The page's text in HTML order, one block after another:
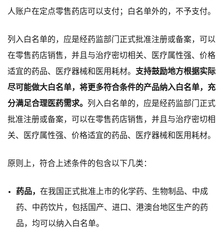
人账户在定点零售药店可以支付；白名单外的，不予支付。
列入白名单的，应是经药监部门 正式批准注册或备案， 可以
在零售药店销售， 并且与治疗密切相关、医疗属性强、价格
适宜的药品、医疗器械和医用耗材。 支持鼓励地方根据实际
尽可能做大白名单，将更多符合条件的产品纳入白名单，充
分满足合理医药需求。 列入白名单的， 应是经药监部门 正式
批准注册或备案， 可以在零售药店销售， 并且与治疗密切相
关、医疗属性强、价格适宜的药品、医疗器械和医用耗材。
原则上， 符合上述条件的包含以下几类：
药品， 在我国正式批准上市的化学药、生物制品、中成
药、中药饮片， 包括国产、进口、 港澳台地区生产的药
品， 均可以纳入白名单。